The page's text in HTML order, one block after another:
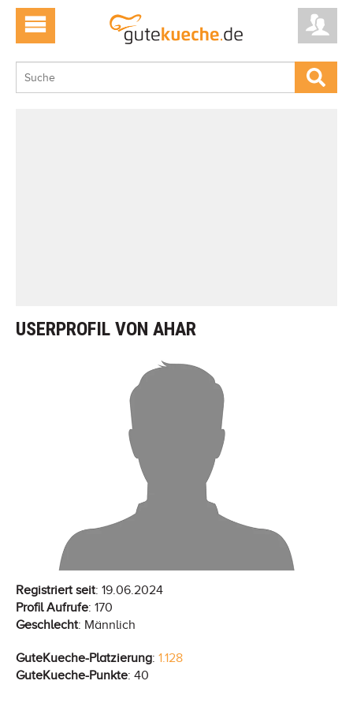
USERPROFIL VON AHAR
Registriert seit: 19.06.2024
Profil Aufrufe: 170
Geschlecht: Männlich
GuteKueche-Platzierung: 1.128
GuteKueche-Punkte: 40